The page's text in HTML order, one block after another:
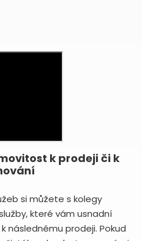
k prodeji či k
si můžete s kolegy
které vám usnadní
následnému prodeji. Pokud